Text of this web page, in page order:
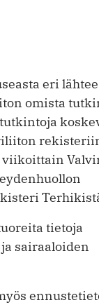
eri
omista
tietoja
sairaaloiden